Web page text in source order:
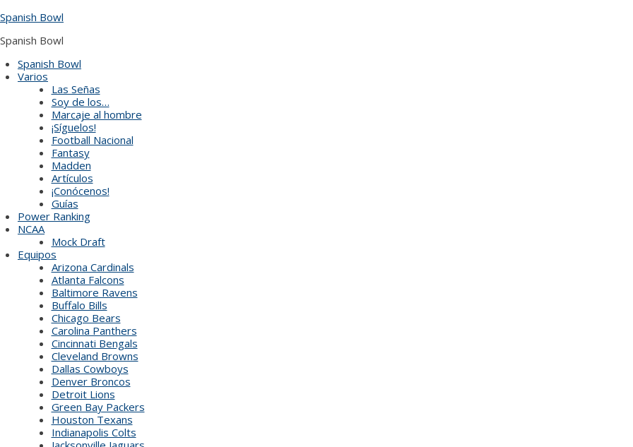
to
Spanish Bowl
Spanish Bowl
Spanish Bowl
Varios
Las Señas
Soy de los…
Marcaje al hombre
¡Síguelos!
Football Nacional
Fantasy
Madden
Artículos
¡Conócenos!
Guías
Power Ranking
NCAA
Mock Draft
Equipos
Arizona Cardinals
Atlanta Falcons
Baltimore Ravens
Buffalo Bills
Chicago Bears
Carolina Panthers
Cincinnati Bengals
Cleveland Browns
Dallas Cowboys
Denver Broncos
Detroit Lions
Green Bay Packers
Houston Texans
Indianapolis Colts